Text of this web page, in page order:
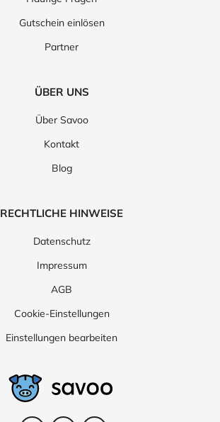
Gutschein einlösen
Partner
ÜBER UNS
Über Savoo
Kontakt
Blog
RECHTLICHE HINWEISE
Datenschutz
Impressum
AGB
Cookie-Einstellungen
Einstellungen bearbeiten